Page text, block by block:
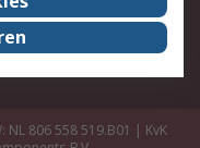
bij RS
NL 806 558 519.B01 | KvK